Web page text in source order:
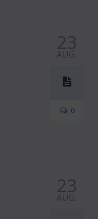
23
AUG.
0
23
AUG.